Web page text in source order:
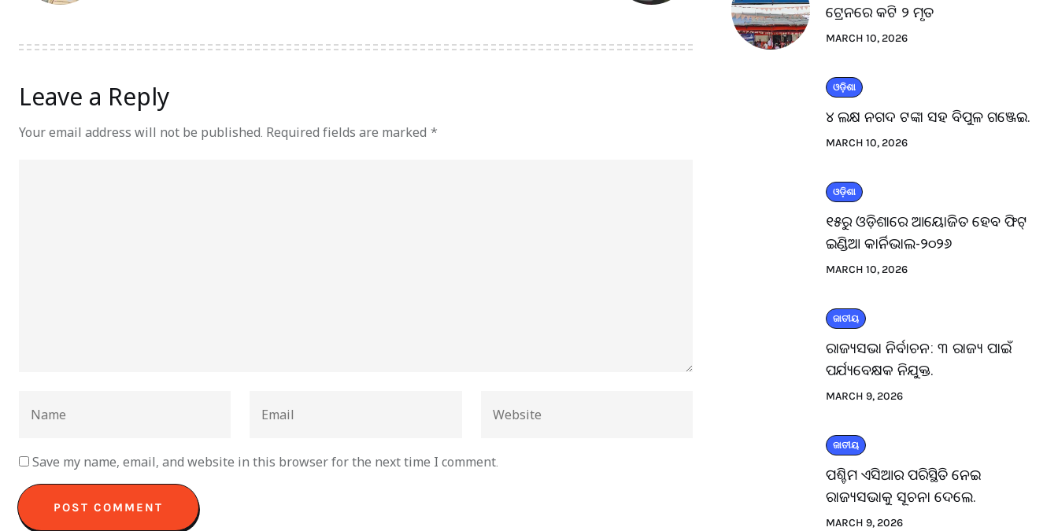
Leave a Reply
Your email address will not be published. Required fields are marked *
Save my name, email, and website in this browser for the next time I comment.
ଟ୍ରେନରେ କଟି ୨ ମୃତ
MARCH 10, 2026
ଓଡ଼ିଶା
୪ ଲକ୍ଷ ନଗଦ ଟଙ୍କା ସହ ବିପୁଳ ଗଞ୍ଜେଇ.
MARCH 10, 2026
ଓଡ଼ିଶା
୧୫ରୁ ଓଡ଼ିଶାରେ ଆୟୋଜିତ ହେବ ଫିଟ୍
ଇଣ୍ଡିଆ କାର୍ନିଭାଲ-୨୦୨୬
MARCH 10, 2026
ଜାତୀୟ
ରାଜ୍ୟସଭା ନିର୍ବାଚନ: ୩ ରାଜ୍ୟ ପାଇଁ
ପର୍ଯ୍ୟବେକ୍ଷକ ନିଯୁକ୍ତ.
MARCH 9, 2026
ଜାତୀୟ
ପଶ୍ଚିମ ଏସିଆର ପରିସ୍ଥିତି ନେଇ
ରାଜ୍ୟସଭାକୁ ସୂଚନା ଦେଲେ.
MARCH 9, 2026